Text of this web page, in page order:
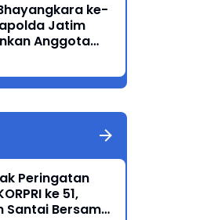
Meninggal di
Lekok
ke-
Jatim
Anggota
Polri
Peringatan
ke 51,
Santai Bersama